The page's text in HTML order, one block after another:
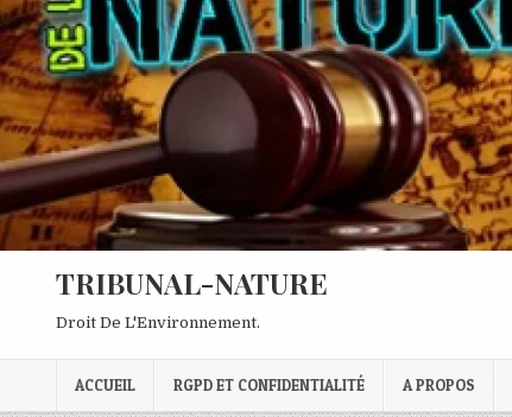
TRIBUNAL-NATURE
Droit De L'Environnement.
ACCUEIL RGPD ET CONFIDENTIALITÉ A PROPOS